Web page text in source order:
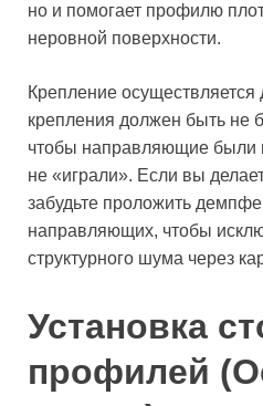
но и помогает профилю
неровной поверхности.
Крепление
крепления должен быть не
чтобы направляющие были
не «играли». Если вы
забудьте проложить
направляющих, чтобы
структурного шума через
Установка
профилей